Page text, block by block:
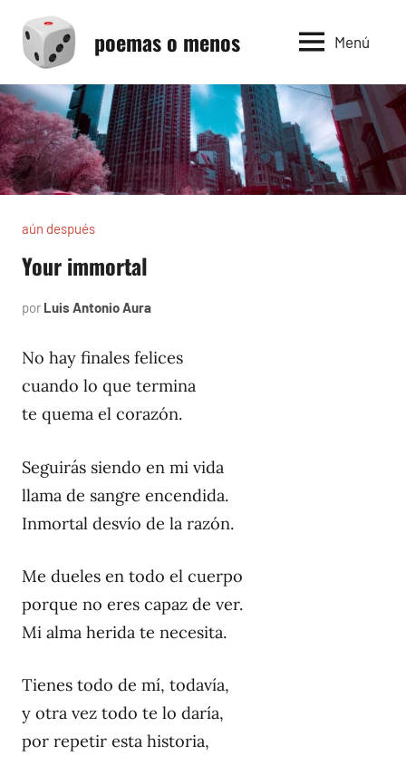
contenido
poemas o menos Menú
aún después
Your immortal
por Luis Antonio Aura
2005
No hay finales felices
cuando lo que termina
te quema el corazón.
Seguirás siendo en mi vida
llama de sangre encendida.
Inmortal desvío de la razón.
Me dueles en todo el cuerpo
porque no eres capaz de ver.
Mi alma herida te necesita.
Tienes todo de mí, todavía,
y otra vez todo te lo daría,
por repetir esta historia,